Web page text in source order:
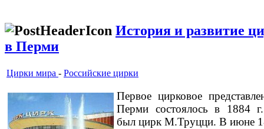
История и развитие
в Перми
Цирки мира - Российские цирки
Первое цирковое
Перми состоялось в 1884
был цирк М.Труцци. В июне